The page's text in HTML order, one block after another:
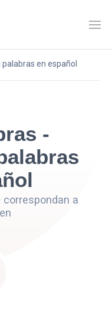
palabras en español
-
a